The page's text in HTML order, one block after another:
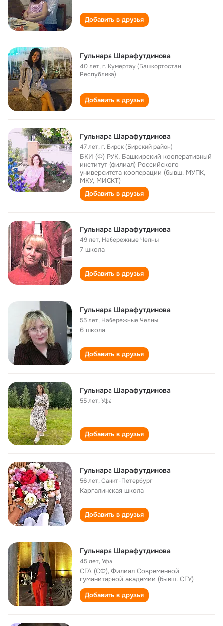
Добавить в друзья
Гульнара Шарафутдинова
40 лет,г. Кумертау (Башкортостан
Республика)
Добавить в друзья
Гульнара Шарафутдинова
47 лет,г. Бирск (Бирский район)
БКИ (Ф) РУК, Башкирский кооперативный
институт (филиал) Российского
университета кооперации (бывш. МУПК,
МКУ, МИСКТ)
Добавить в друзья
Гульнара Шарафутдинова
49 лет, Набережные Челны
7 школа
Добавить в друзья
Гульнара Шарафутдинова
55 лет, Набережные Челны
6 школа
Добавить в друзья
Гульнара Шарафутдинова
55 лет,Уфа
Добавить в друзья
Гульнара Шарафутдинова
56 лет,Санкт-Петербург
Каргалинская школа
Добавить в друзья
Гульнара Шарафутдинова
45 лет,Уфа
СГА (СФ), Филиал Современной
гуманитарной академии (бывш. СГУ)
Добавить в друзья